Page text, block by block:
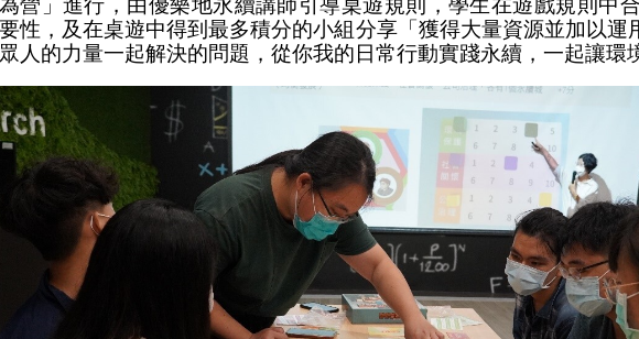
性，及在桌遊中得到最多積分的小組分享「獲得大量資源並加以
人的力量一起解決的問題，從你我的日常行動實踐永續，一起讓環